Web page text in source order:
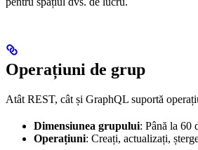
Operațiuni de grup
Atât REST, cât și GraphQL suportă
Dimensiunea grupului: Până la 60
Operațiuni: Creați, actualizați,